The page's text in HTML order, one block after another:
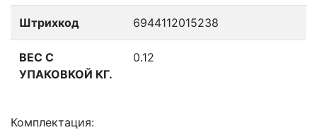
Штрихкод 6944112015238
ВЕС С
УПАКОВКОЙ КГ.
0.12
Комплектация: